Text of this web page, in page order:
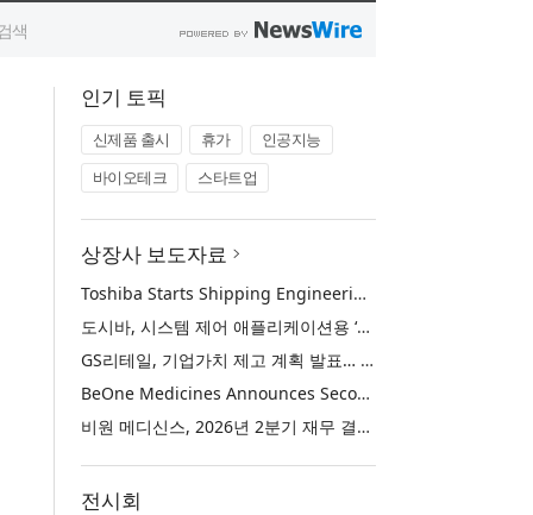
인기 토픽
신제품 출시 휴가
인공지능
바이오테크
스타트업
상장사 보도자료
Toshiba Starts Shipping Engineering Samples of TXZ+™ Family Entry‑Class M4V Group, Standard Microcontrollers with Arm® Cortex®‑M4 Core for System Control Applications
도시바, 시스템 제어 애플리케이션용 ‘암 코어텍스-M4’ 코어 탑재 표준 마이크로컨트롤러 TXZ+ 패밀리 엔트리 클래스 ‘M4V 그룹’ 엔지니어링 샘플 출하 개시
GS리테일, 기업가치 제고 계획 발표… 중장기 성장 기반 강화와 주주가치 제고
BeOne Medicines Announces Second Quarter 2026 Financial Results and Business Updates
비원 메디신스, 2026년 2분기 재무 결과 및 비즈니스 업데이트 발표
전시회